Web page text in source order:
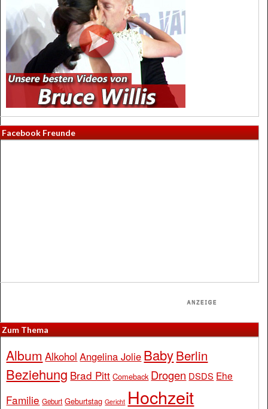
Facebook Freunde
Zum Thema
Album Alkohol Angelina Jolie BabyBerlin
Beziehung Brad Pitt Comeback Drogen DSDS Ehe
Familie Geburt Geburtstag Gericht Hochzeit